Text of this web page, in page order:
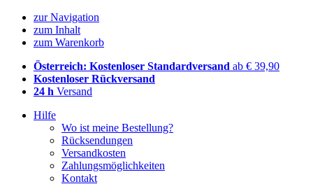
zur Navigation
zum Inhalt
zum Warenkorb
Österreich: Kostenloser Standardversand ab € 39,90
Kostenloser Rückversand
24 h Versand
Hilfe
Wo ist meine Bestellung?
Rücksendungen
Versandkosten
Zahlungsmöglichkeiten
Kontakt